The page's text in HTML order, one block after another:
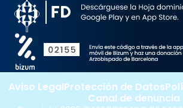
Aviso LegalProtección de Datos
Canal de denuncia